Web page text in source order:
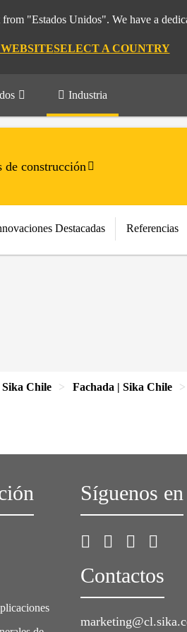
"Estados Unidos". We have a
SELECT A COUNTRY
Industria
de construcción
Destacadas Referencias
Sika Chile Fachada | Sika Chile
Síguenos en
Contactos